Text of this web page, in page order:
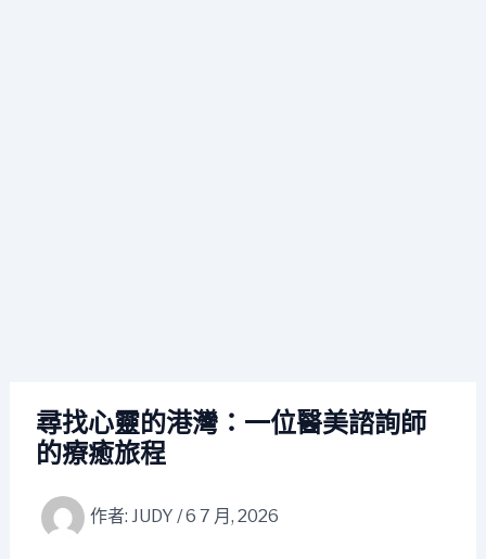
尋找心靈的港灣：一位醫美諮詢師
的療癒旅程
作者: JUDY /6 7 月, 2026